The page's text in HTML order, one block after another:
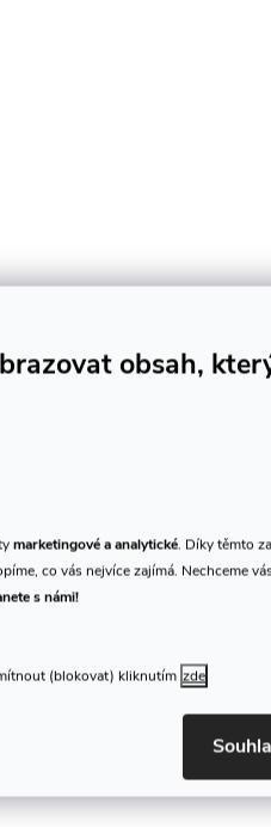
obsah,
marketingové a analytické. Díky těmto
co vás nejvíce zajímá. Nechceme
s námi!
(blokovat) kliknutím zde